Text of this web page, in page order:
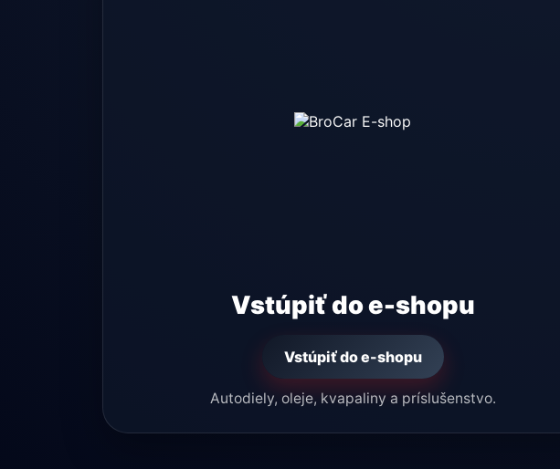
Vstúpiť do e-shopu
Vstúpiť do e-shopu
Autodiely, oleje, kvapaliny a príslušenstvo.